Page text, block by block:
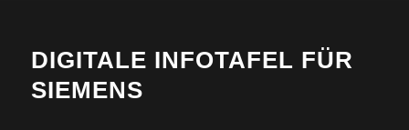
DIGITALE INFOTAFEL FÜR
SIEMENS